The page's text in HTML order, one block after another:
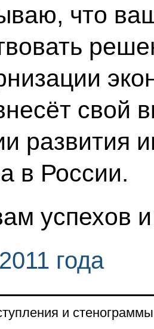
что
свой
развития
в России.
успехов и
года
и стенограммы